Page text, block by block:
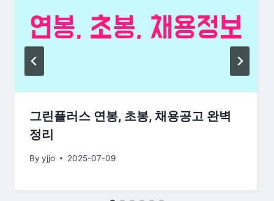
그린플러스 연봉, 초봉, 채용공고 완벽
정리
By yjjo 2025-07-09